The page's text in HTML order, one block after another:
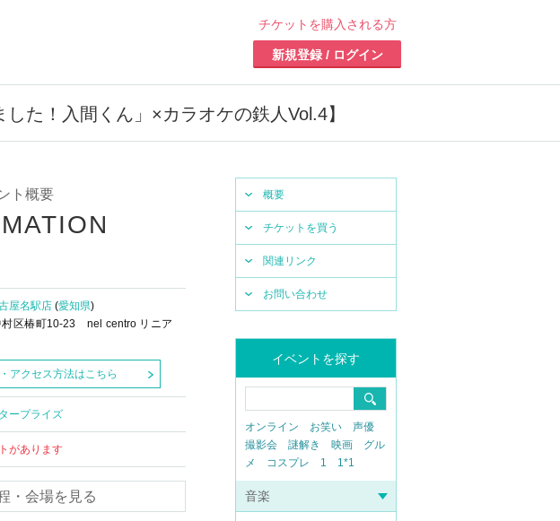
チケットを購入される方
新規登録 / ログイン
た！入間くん」×カラオケの鉄人Vol.4】
概要
チケットを買う
関連リンク
お問い合わせ
イベントを探す
オンライン お笑い
声優
撮影会
謎解き 映画
グル
メ
コスプレ 1 1*1
音楽
店）グッズ
魔入りまし
カラオケの
】
水)
古屋名駅店
ト概要
屋名駅店 (愛知県)
村区椿町10-23 nel centro リニア
アクセス方法はこちら
ープライズ
があります
・会場を見る